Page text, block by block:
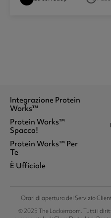
Integrazione Protein
Works™
Proteine Whey
Frullati Sostitutivi
Prodotti Vegani
Snack Proteici
Burri Di Frutta Secca
Protein Works™
Spacca!
Chi Siamo
Garanzia A Vita
Segnala Un Amico
Protein Works™ Per
Te
Dov'è Il Mio Ordine?
Spedizione E Consegna
Domande Frequenti
I Nostri Servizi
È Ufficiale
Termini E Condizioni
Riservatezza E Cookies
Informazioni Legali
Orari di apertura del Servizio
© 2025 The Lockerroom. Tutti i